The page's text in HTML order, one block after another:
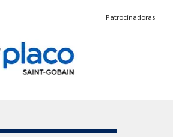
Patrocinadoras